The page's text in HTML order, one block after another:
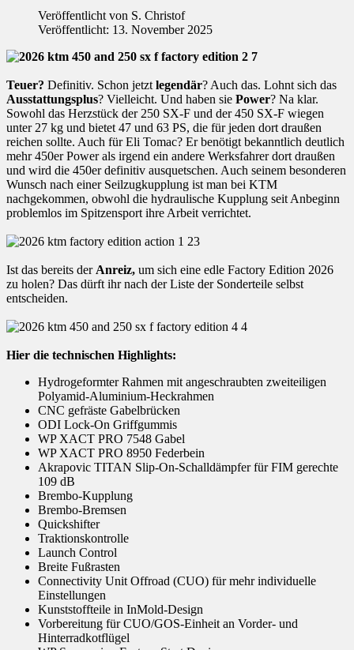
Veröffentlicht von S. Christof
Veröffentlicht: 13. November 2025
Teuer? Definitiv. Schon jetzt legendär? Auch das. Lohnt sich das
Ausstattungsplus? Vielleicht. Und haben sie Power? Na klar.
Sowohl das Herzstück der 250 SX-F und der 450 SX-F wiegen
unter 27 kg und bietet 47 und 63 PS, die für jeden dort draußen
reichen sollte. Auch für Eli Tomac? Er benötigt bekanntlich deutlich
mehr 450er Power als irgend ein andere Werksfahrer dort draußen
und wird die 450er definitiv ausquetschen. Auch seinem besonderen
Wunsch nach einer Seilzugkupplung ist man bei KTM
nachgekommen, obwohl die hydraulische Kupplung seit Anbeginn
problemlos im Spitzensport ihre Arbeit verrichtet.
Ist das bereits der Anreiz, um sich eine edle Factory Edition 2026
zu holen? Das dürft ihr nach der Liste der Sonderteile selbst
entscheiden.
Hier die technischen Highlights:
Hydrogeformter Rahmen mit angeschraubten zweiteiligen
Polyamid-Aluminium-Heckrahmen
CNC gefräste Gabelbrücken
ODI Lock-On Griffgummis
WP XACT PRO 7548 Gabel
WP XACT PRO 8950 Federbein
Akrapovic TITAN Slip-On-Schalldämpfer für FIM gerechte
109 dB
Brembo-Kupplung
Brembo-Bremsen
Quickshifter
Traktionskontrolle
Launch Control
Breite Fußrasten
Connectivity Unit Offroad (CUO) für mehr individuelle
Einstellungen
Kunststoffteile in InMold-Design
Vorbereitung für CUO/GOS-Einheit an Vorder- und
Hinterradkotflügel